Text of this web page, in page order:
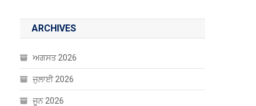
ARCHIVES
ਅਗਸਤ 2026
ਜੁਲਾਈ 2026
ਜੂਨ 2026